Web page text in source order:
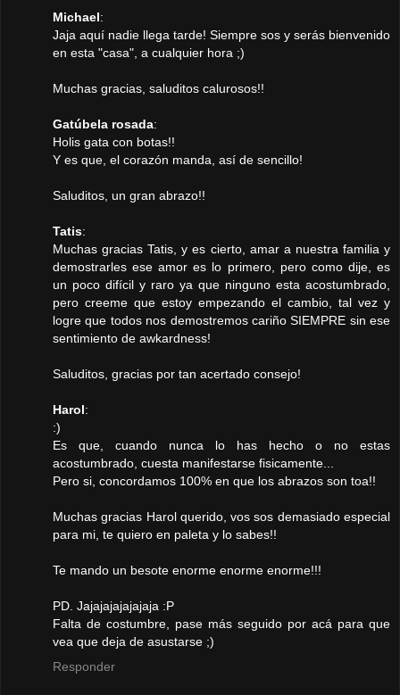
Michael:
Jaja aquí nadie llega tarde! Siempre sos y serás bienvenido
en esta "casa", a cualquier hora ;)
Muchas gracias, saluditos calurosos!!
Gatúbela rosada:
Holis gata con botas!!
Y es que, el corazón manda, así de sencillo!
Saluditos, un gran abrazo!!
Tatis:
Muchas gracias Tatis, y es cierto, amar a nuestra familia y
demostrarles ese amor es lo primero, pero como dije, es
un poco difícil y raro ya que ninguno esta acostumbrado,
pero creeme que estoy empezando el cambio, tal vez y
logre que todos nos demostremos cariño SIEMPRE sin ese
sentimiento de awkardness!
Saluditos, gracias por tan acertado consejo!
Harol:
:)
Es que, cuando nunca lo has hecho o no estas
acostumbrado, cuesta manifestarse fisicamente...
Pero si, concordamos 100% en que los abrazos son toa!!
Muchas gracias Harol querido, vos sos demasiado especial
para mi, te quiero en paleta y lo sabes!!
Te mando un besote enorme enorme enorme!!!
PD. Jajajajajajajaja :P
Falta de costumbre, pase más seguido por acá para que
vea que deja de asustarse ;)
Responder